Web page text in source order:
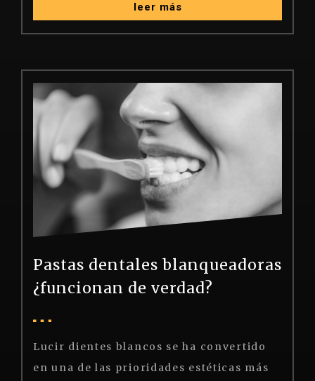
leer más
Pastas dentales blanqueadoras
¿funcionan de verdad?
Lucir dientes blancos se ha convertido
en una de las prioridades estéticas más